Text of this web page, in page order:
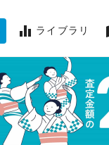
ライブラリ
ソクフリをお